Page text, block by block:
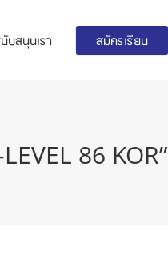
บสนุนเรา สมัครเรียน
86 KOR”